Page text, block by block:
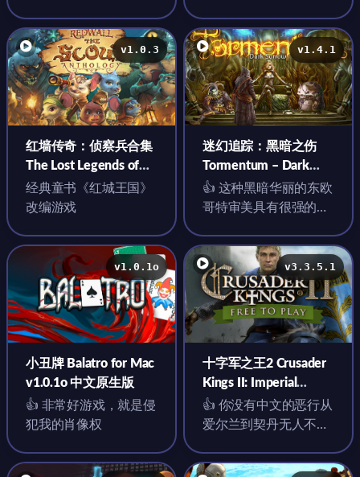
能保留卖出的画并白嫖
客户的钱
色彩
v1.0.3
红墙传奇：侦察兵合集
The Lost Legends of
Redwall™: The Scout
Anthology for Mac
经典童书《红城王国》
改编游戏
v1.4.1
迷幻追踪：黑暗之伤
Tormentum – Dark
Sorrow for Mac v1.4.1
英文原生版
👍 这种黑暗华丽的东欧
哥特审美具有很强的视
v1.0.1o
小丑牌 Balatro for Mac
v1.0.1o 中文原生版
👍 非常好游戏，就是侵
犯我的肖像权
v3.3.5.1
十字军之王2 Crusader
Kings II: Imperial
Collection for Mac
v3.3.5.1 英文原生版 含
👍 你没有中文的恶行从
爱尔兰到契丹无人不